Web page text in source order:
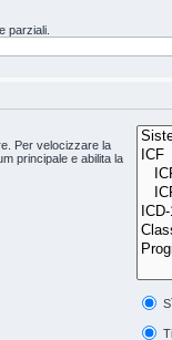
parziali.
Per velocizzare la
principale e abilita la